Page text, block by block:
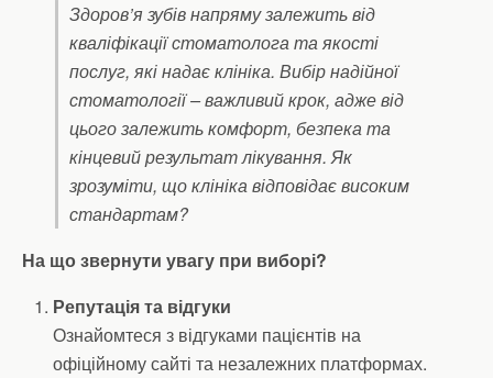
Здоров’я зубів напряму залежить від
кваліфікації стоматолога та якості
послуг, які надає клініка. Вибір надійної
стоматології – важливий крок, адже від
цього залежить комфорт, безпека та
кінцевий результат лікування. Як
зрозуміти, що клініка відповідає високим
стандартам?
На що звернути увагу при виборі?
Репутація та відгуки
Ознайомтеся з відгуками пацієнтів на
офіційному сайті та незалежних платформах.